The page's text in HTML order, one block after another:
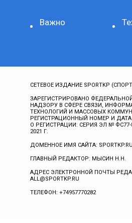
Важно
СЕТЕВОЕ ИЗДАНИЕ SPORTKP
ЗАРЕГИСТРИРОВАНО
НАДЗОРУ В СФЕРЕ СВЯЗИ,
ТЕХНОЛОГИЙ И МАССОВЫХ
РЕГИСТРАЦИОННЫЙ НОМЕР И
О РЕГИСТРАЦИИ: СЕРИЯ ЭЛ № ФС77-
2021 Г.
ДОМЕННОЕ ИМЯ САЙТА: SPORTKP.RU
ГЛАВНЫЙ РЕДАКТОР: МЫСИН Н.Н.
АДРЕС ЭЛЕКТРОННОЙ ПОЧТЫ
ALL@SPORTKP.RU
ТЕЛЕФОН: +74957770282